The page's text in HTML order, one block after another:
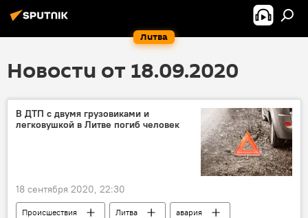
Литва
Новости от 18.09.2020
В ДТП с двумя грузовиками и
легковушкой в Литве погиб человек
18 сентября 2020, 22:30
Происшествия Литва авария